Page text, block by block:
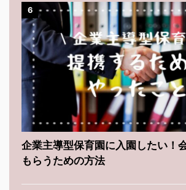
6
企業主導型保育園に入園したい！
もらうための方法